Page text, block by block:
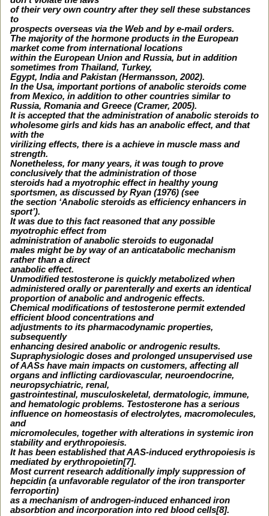
of their very own country after they sell these substances
to
prospects overseas via the Web and by e-mail orders.
The majority of the hormone products in the European
market come from international locations
within the European Union and Russia, but in addition
sometimes from Thailand, Turkey,
Egypt, India and Pakistan (Hermansson, 2002).
In the Usa, important portions of anabolic steroids come
from Mexico, in addition to other countries similar to
Russia, Romania and Greece (Cramer, 2005).
It is accepted that the administration of anabolic steroids to
wholesome girls and kids has an anabolic effect, and that
with the
virilizing effects, there is a achieve in muscle mass and
strength.
Nonetheless, for many years, it was tough to prove
conclusively that the administration of those
steroids had a myotrophic effect in healthy young
sportsmen, as discussed by Ryan (1976) (see
the section ‘Anabolic steroids as efficiency enhancers in
sport’).
It was due to this fact reasoned that any possible
myotrophic effect from
administration of anabolic steroids to eugonadal
males might be by way of an anticatabolic mechanism
rather than a direct
anabolic effect.
Unmodified testosterone is quickly metabolized when
administered orally or parenterally and exerts an identical
proportion of anabolic and androgenic effects.
Chemical modifications of testosterone permit extended
efficient blood concentrations and
adjustments to its pharmacodynamic properties,
subsequently
enhancing desired anabolic or androgenic results.
Supraphysiologic doses and prolonged unsupervised use
of AASs have main impacts on customers, affecting all
organs and inflicting cardiovascular, neuroendocrine,
neuropsychiatric, renal,
gastrointestinal, musculoskeletal, dermatologic, immune,
and hematologic problems. Testosterone has a serious
influence on homeostasis of electrolytes, macromolecules,
and
micromolecules, together with alterations in systemic iron
stability and erythropoiesis.
It has been established that AAS-induced erythropoiesis is
mediated by erythropoietin[7].
Most current research additionally imply suppression of
hepcidin (a unfavorable regulator of the iron transporter
ferroportin)
as a mechanism of androgen-induced enhanced iron
absorbtion and incorporation into red blood cells[8].